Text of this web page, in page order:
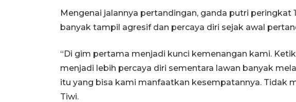
Mengenai jalannya pertandingan, ganda putri peringkat
banyak tampil agresif dan percaya diri sejak awal
“Di gim pertama menjadi kunci kemenangan kami.
menjadi lebih percaya diri sementara lawan banyak
itu yang bisa kami manfaatkan kesempatannya. Tidak
Tiwi.